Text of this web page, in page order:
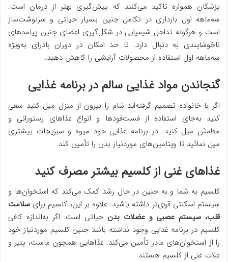
پزشکان همواره تاکید می‌کنند که پیش‌گیری بهتر از درمان است.
سه‌ماهه اول بارداری در تکامل جنین بسیار حیاتی و سرنوشت‌ساز
است و هرگونه تداخل شیمیایی در شکل‌گیری اعضای جنین پیامدهای
ناخوشایندی به دنبال دارد. تا حد امکان در دوران بادرای به‌ویژه
سه‌ماهه اول استفاده از محصولات آرایشی را کاهش دهید.
گنجاندن مواد غذایی سالم در برنامه غذایی
اگر با خانواده تصمیم گرفته‌اید شام را بیرون از منزل میل کنید سعی
کنید به‌جای استفاده از فست‌فودها و انواع غذاهای رستورانی و
مطمئن میل کنید. در برنامه غذایی خود میوه و سبزیجات بیشتری
میل نمائید تا ویتامین‌های موردنیاز بدن را تأمین کند.
غذاهای غنی از کلسیم بیشتر مصرف کنید
کلسیم به شما و به جنین در حال رشد کمک می‌کند که استخوان‌ها و
سیستم اسکلتی قوی‌تر داشته باشید. علاوه بر این، کلسیم برای سلامت
قلب، سیستم عصبی و عضلات بدن حیاتی است. اگر به‌اندازه کافی
کلسیم در برنامه غذایی وجود نداشته باشد جنین کلسیم موردنیاز خود
را از استخوان‌های مادر تأمین می‌کند. غذاهایی همچون ماست، پنیر و
غلات غنی از کلسیم هستند.